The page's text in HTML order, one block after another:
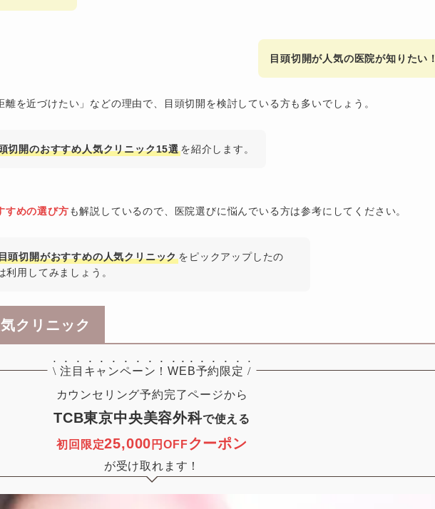
目頭切開が人気の医院が知りたい！
離を近づけたい」などの理由で、目頭切開を検討している方も多いでしょう。
切開のおすすめ人気クリニック15選を紹介します。
すめの選び方も解説しているので、医院選びに悩んでいる方は参考にしてください。
頭切開がおすすめの人気クリニックをピックアップしたの
利用してみましょう。
クリニック
\ 注目キャンペーン！WEB予約限定 /
TCB東京中央美容外科で使える
初回限定25,000 円OFFクーポン
が受け取れます！